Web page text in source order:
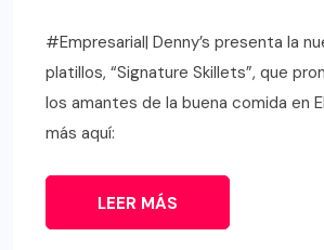
#Empresarial| Denny’s presenta la
platillos, “Signature Skillets”, que
los amantes de la buena comida en
más aquí:
LEER MÁS